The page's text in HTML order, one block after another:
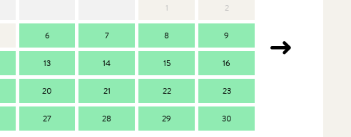
1 2
6 7 8 9
13 14 15 16
20 21 22 23
27 28 29 30